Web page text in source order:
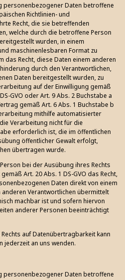
personenbezogener Daten betroffene
Richtlinien- und
Recht, die sie betreffenden
welche durch die betroffene Person
wurden, in einem
maschinenlesbaren Format zu
das Recht, diese Daten einem anderen
durch den Verantwortlichen,
Daten bereitgestellt wurden, zu
auf der Einwilligung gemäß
GVO oder Art. 9 Abs. 2 Buchstabe a
gemäß Art. 6 Abs. 1 Buchstabe b
mithilfe automatisierter
Verarbeitung nicht für die
erforderlich ist, die im öffentlichen
öffentlicher Gewalt erfolgt,
übertragen wurde.
bei der Ausübung ihres Rechts
Art. 20 Abs. 1 DS-GVO das Recht,
Daten direkt von einem
anderen Verantwortlichen übermittelt
machbar ist und sofern hiervon
anderer Personen beeinträchtigt
auf Datenübertragbarkeit kann
jederzeit an uns wenden.
personenbezogener Daten betroffene